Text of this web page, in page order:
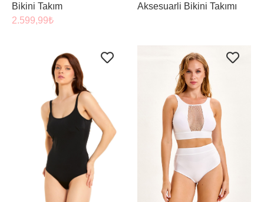
Bikini Takım
2.599,99₺
Aksesuarli Bikini Takımı
ÜRÜNÜ İNCELE ÜRÜNÜ İNCELE